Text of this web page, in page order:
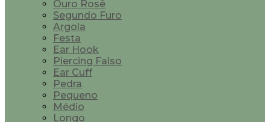
Ouro Rosê
Segundo Furo
Argola
Festa
Ear Hook
Piercing Falso
Ear Cuff
Pedra
Pequeno
Médio
Longo